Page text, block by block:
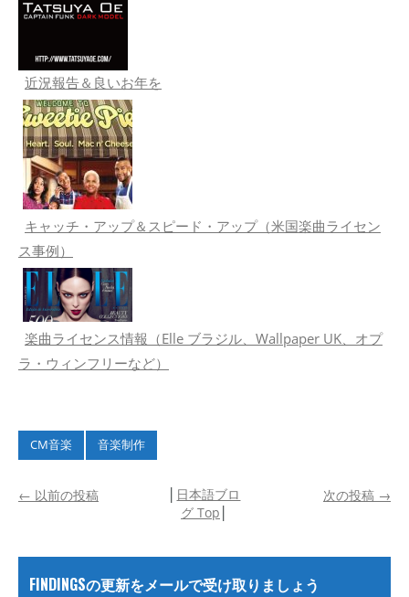
近況報告＆良いお年を
キャッチ・アップ＆スピード・アップ（米国楽曲ライセン
ス事例）
楽曲ライセンス情報（Elle ブラジル、Wallpaper UK、オプ
ラ・ウィンフリーなど）
CM音楽 音楽制作
← 以前の投稿
日本語ブロ
グ Top
次の投稿 →
FINDINGSの更新をメールで受け取りましょう